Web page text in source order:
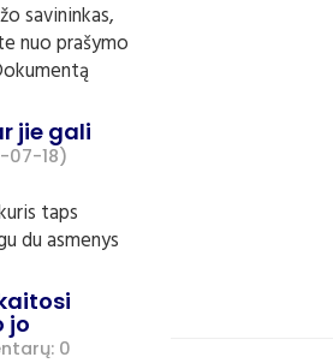
savininkas,
nuo prašymo
jie gali
07-18)
taps
du asmenys
jo
0